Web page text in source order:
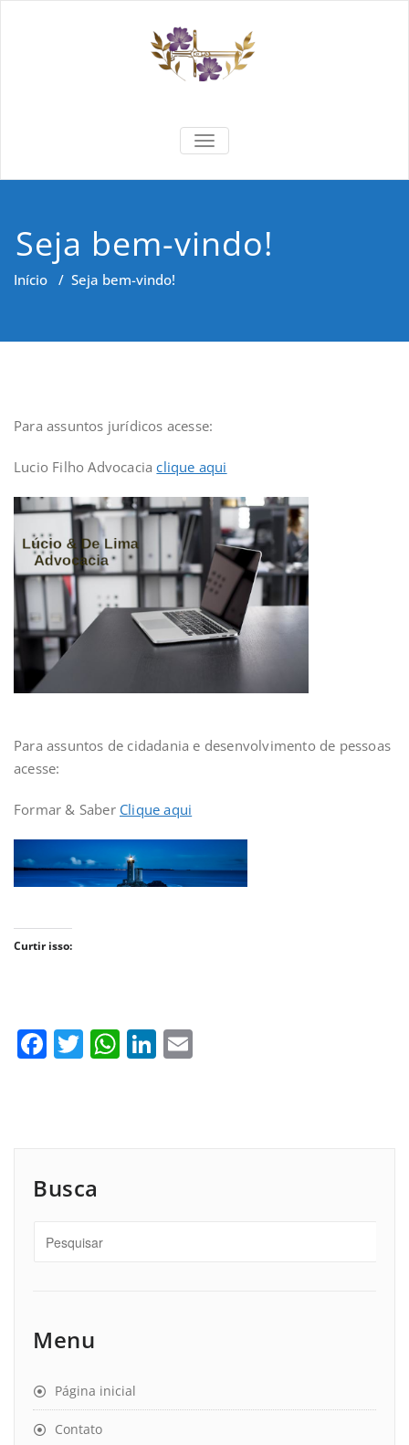
Saber
Cidadania e Dignidade Humana
TOGGLE NAVIGATION
Seja bem-vindo!
Início / Seja bem-vindo!
Para assuntos jurídicos acesse:
Lucio Filho Advocaciaclique aqui
Para assuntos de cidadania e desenvolvimento de pessoas
acesse:
Formar & Saber Clique aqui
Curtir isso:
Facebook
Twitter
WhatsApp
LinkedIn
Busca
Menu
Página inicial
Contato